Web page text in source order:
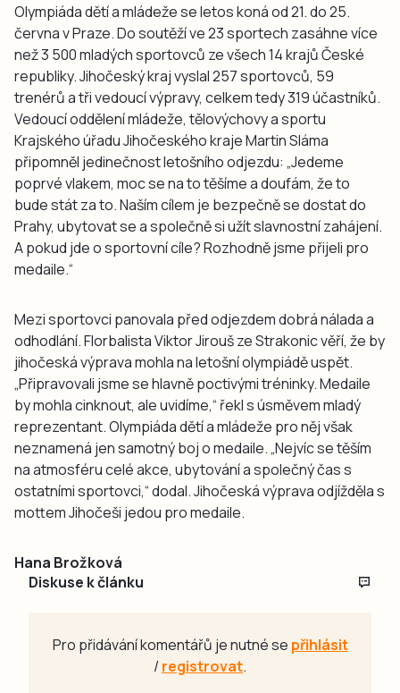
Olympiáda dětí a mládeže se letos koná od 21. do 25.
června v Praze. Do soutěží ve 23 sportech zasáhne více
než 3 500 mladých sportovců ze všech 14 krajů České
republiky. Jihočeský kraj vyslal 257 sportovců, 59
trenérů a tři vedoucí výpravy, celkem tedy 319 účastníků.
Vedoucí oddělení mládeže, tělovýchovy a sportu
Krajského úřadu Jihočeského kraje Martin Sláma
připomněl jedinečnost letošního odjezdu: „Jedeme
poprvé vlakem, moc se na to těšíme a doufám, že to
bude stát za to. Naším cílem je bezpečně se dostat do
Prahy, ubytovat se a společně si užít slavnostní zahájení.
A pokud jde o sportovní cíle? Rozhodně jsme přijeli pro
medaile.“
Mezi sportovci panovala před odjezdem dobrá nálada a
odhodlání. Florbalista Viktor Jirouš ze Strakonic věří, že by
jihočeská výprava mohla na letošní olympiádě uspět.
„Připravovali jsme se hlavně poctivými tréninky. Medaile
by mohla cinknout, ale uvidíme,“ řekl s úsměvem mladý
reprezentant. Olympiáda dětí a mládeže pro něj však
neznamená jen samotný boj o medaile. „Nejvíc se těším
na atmosféru celé akce, ubytování a společný čas s
ostatními sportovci,“ dodal. Jihočeská výprava odjížděla s
mottem Jihočeši jedou pro medaile.
Hana Brožková
Diskuse k článku
Pro přidávání komentářů je nutné se přihlásit
/registrovat.